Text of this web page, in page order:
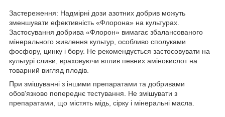
Застереження: Надмірні дози азотних добрив можуть
зменшувати ефективність «Флорона» на культурах.
Застосування добрива «Флорон» вимагає збалансованого
мінерального живлення культур, особливо сполуками
фосфору, цинку і бору. Не рекомендується застосовувати на
культурі сливи, враховуючи вплив певних амінокислот на
товарний вигляд плодів.
При змішуванні з іншими препаратами та добривами
обов'язково попереднє тестування. Не змішувати з
препаратами, що містять мідь, сірку і мінеральні масла.